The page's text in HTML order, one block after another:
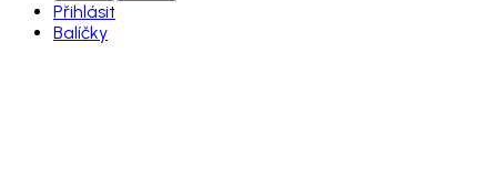
Přihlásit
Balíčky